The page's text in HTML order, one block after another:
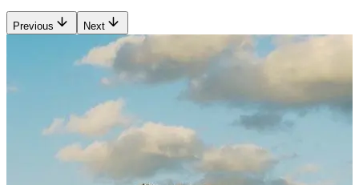
Previous Next